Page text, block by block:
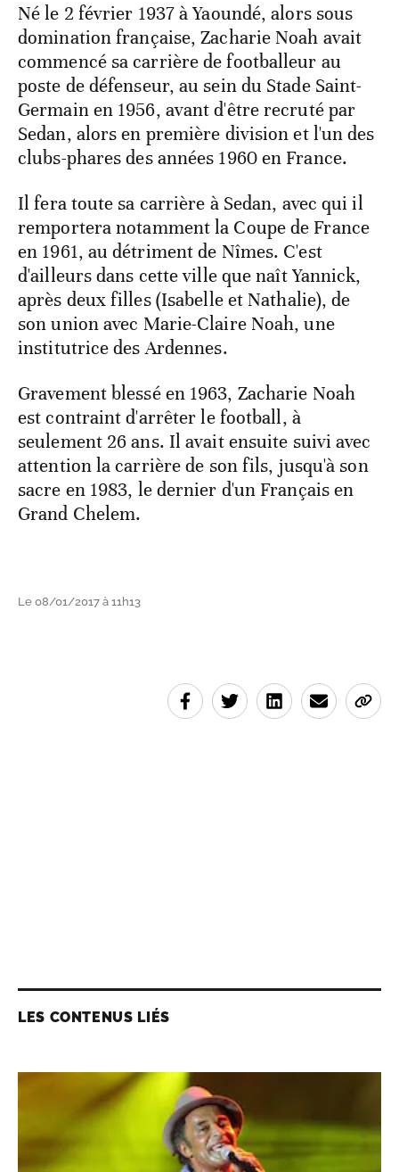
Né le 2 février 1937 à Yaoundé, alors sous
domination française, Zacharie Noah avait
commencé sa carrière de footballeur au
poste de défenseur, au sein du Stade Saint-
Germain en 1956, avant d'être recruté par
Sedan, alors en première division et l'un des
clubs-phares des années 1960 en France.
Il fera toute sa carrière à Sedan, avec qui il
remportera notamment la Coupe de France
en 1961, au détriment de Nîmes. C'est
d'ailleurs dans cette ville que naît Yannick,
après deux filles (Isabelle et Nathalie), de
son union avec Marie-Claire Noah, une
institutrice des Ardennes.
Gravement blessé en 1963, Zacharie Noah
est contraint d'arrêter le football, à
seulement 26 ans. Il avait ensuite suivi avec
attention la carrière de son fils, jusqu'à son
sacre en 1983, le dernier d'un Français en
Grand Chelem.
Le 08/01/2017 à 11h13
LES CONTENUS LIÉS